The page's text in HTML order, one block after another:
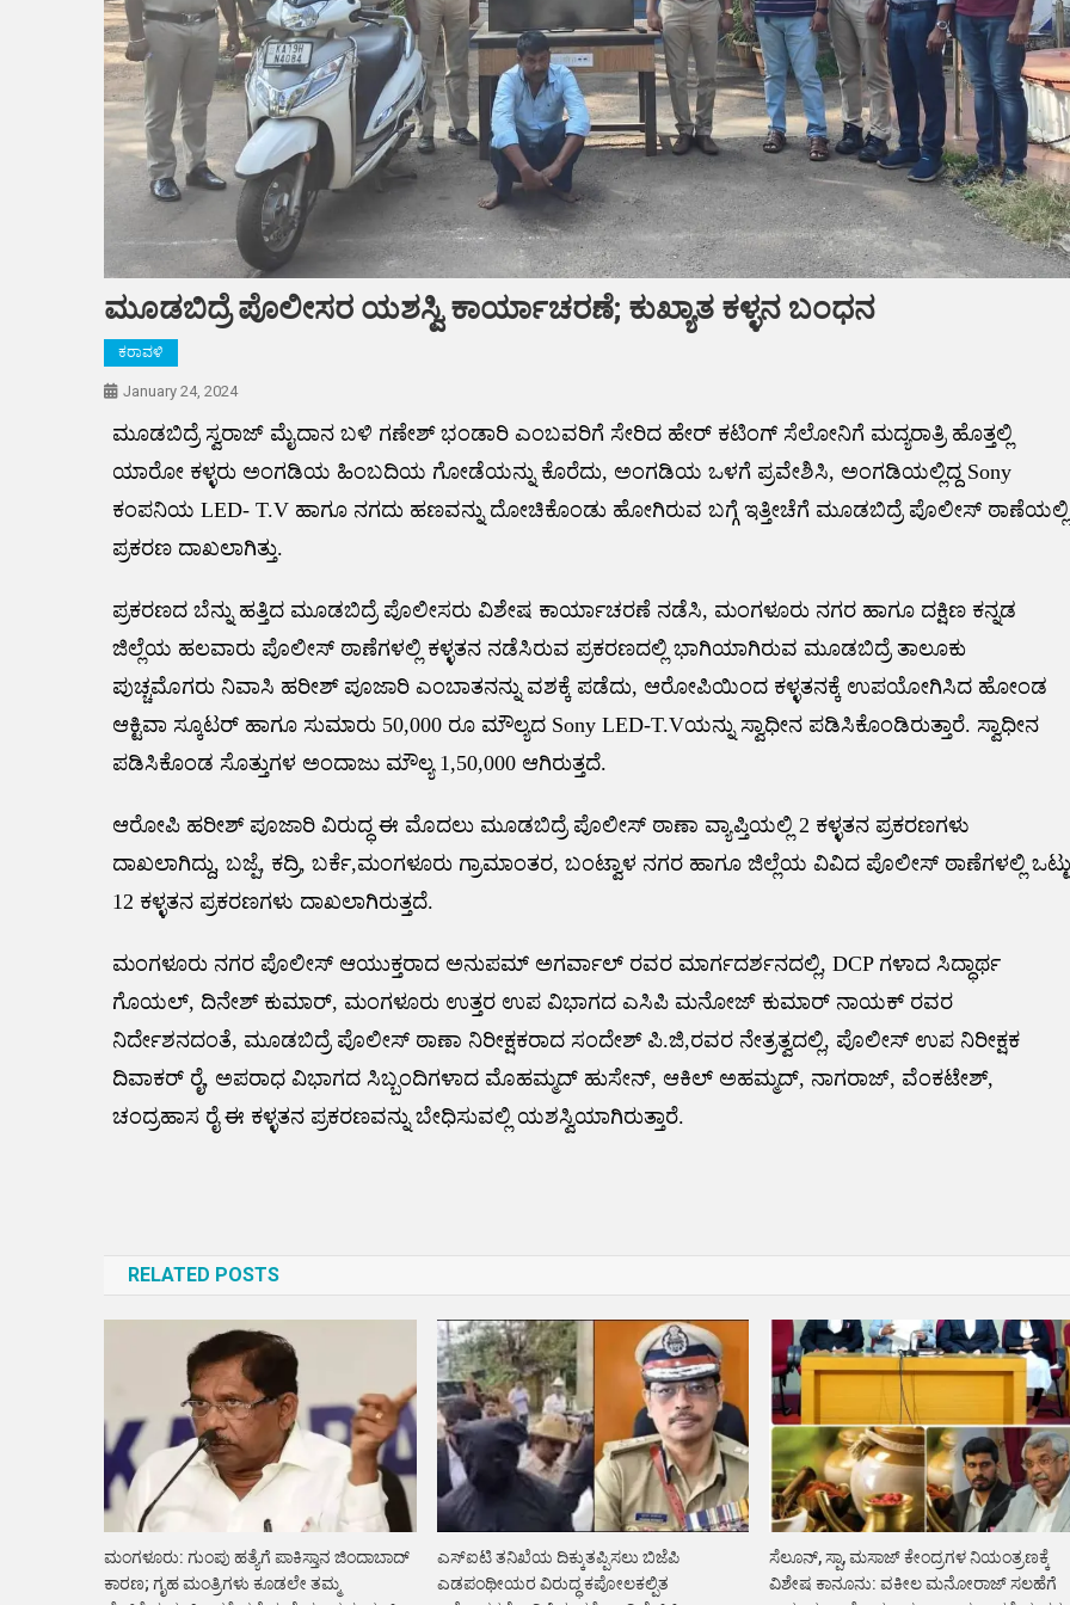
ಮೂಡಬಿದ್ರೆ ಪೊಲೀಸರ ಯಶಸ್ವಿ ಕಾರ್ಯಾಚರಣೆ; ಕುಖ್ಯಾತ ಕಳ್ಳನ ಬಂಧನ
ಕರಾವಳಿ
January 24, 2024
ಮೂಡಬಿದ್ರೆ ಸ್ವರಾಜ್ ಮೈದಾನ ಬಳಿ ಗಣೇಶ್ ಭಂಡಾರಿ ಎಂಬವರಿಗೆ ಸೇರಿದ ಹೇರ್ ಕಟಿಂಗ್ ಸೆಲೋನಿಗೆ ಮದ್ಯರಾತ್ರಿ ಹೊತ್ತಲ್ಲಿ
ಯಾರೋ ಕಳ್ಳರು ಅಂಗಡಿಯ ಹಿಂಬದಿಯ ಗೋಡೆಯನ್ನು ಕೊರೆದು, ಅಂಗಡಿಯ ಒಳಗೆ ಪ್ರವೇಶಿಸಿ, ಅಂಗಡಿಯಲ್ಲಿದ್ದ Sony
ಕಂಪನಿಯ LED- T.V ಹಾಗೂ ನಗದು ಹಣವನ್ನು ದೋಚಿಕೊಂಡು ಹೋಗಿರುವ ಬಗ್ಗೆ ಇತ್ತೀಚೆಗೆ ಮೂಡಬಿದ್ರೆ ಪೊಲೀಸ್ ಠಾಣೆಯಲ್ಲಿ
ಪ್ರಕರಣ ದಾಖಲಾಗಿತ್ತು.
ಪ್ರಕರಣದ ಬೆನ್ನು ಹತ್ತಿದ ಮೂಡಬಿದ್ರೆ ಪೊಲೀಸರು ವಿಶೇಷ ಕಾರ್ಯಾಚರಣೆ ನಡೆಸಿ, ಮಂಗಳೂರು ನಗರ ಹಾಗೂ ದಕ್ಷಿಣ ಕನ್ನಡ
ಜಿಲ್ಲೆಯ ಹಲವಾರು ಪೊಲೀಸ್ ಠಾಣೆಗಳಲ್ಲಿ ಕಳ್ಳತನ ನಡೆಸಿರುವ ಪ್ರಕರಣದಲ್ಲಿ ಭಾಗಿಯಾಗಿರುವ ಮೂಡಬಿದ್ರೆ ತಾಲೂಕು
ಪುಚ್ಚಮೊಗರು ನಿವಾಸಿ ಹರೀಶ್ ಪೂಜಾರಿ ಎಂಬಾತನನ್ನು ವಶಕ್ಕೆ ಪಡೆದು, ಆರೋಪಿಯಿಂದ ಕಳ್ಳತನಕ್ಕೆ ಉಪಯೋಗಿಸಿದ ಹೋಂಡ
ಆಕ್ಟಿವಾ ಸ್ಕೂಟರ್ ಹಾಗೂ ಸುಮಾರು 50,000 ರೂ ಮೌಲ್ಯದ Sony LED-T.Vಯನ್ನು ಸ್ವಾಧೀನ ಪಡಿಸಿಕೊಂಡಿರುತ್ತಾರೆ. ಸ್ವಾಧೀನ
ಪಡಿಸಿಕೊಂಡ ಸೊತ್ತುಗಳ ಅಂದಾಜು ಮೌಲ್ಯ 1,50,000 ಆಗಿರುತ್ತದೆ.
ಆರೋಪಿ ಹರೀಶ್ ಪೂಜಾರಿ ವಿರುದ್ಧ ಈ ಮೊದಲು ಮೂಡಬಿದ್ರೆ ಪೊಲೀಸ್ ಠಾಣಾ ವ್ಯಾಪ್ತಿಯಲ್ಲಿ 2 ಕಳ್ಳತನ ಪ್ರಕರಣಗಳು
ದಾಖಲಾಗಿದ್ದು, ಬಜ್ಪೆ, ಕದ್ರಿ, ಬರ್ಕೆ,ಮಂಗಳೂರು ಗ್ರಾಮಾಂತರ, ಬಂಟ್ವಾಳ ನಗರ ಹಾಗೂ ಜಿಲ್ಲೆಯ ವಿವಿದ ಪೊಲೀಸ್ ಠಾಣೆಗಳಲ್ಲಿ
12 ಕಳ್ಳತನ ಪ್ರಕರಣಗಳು ದಾಖಲಾಗಿರುತ್ತದೆ.
ಮಂಗಳೂರು ನಗರ ಪೊಲೀಸ್ ಆಯುಕ್ತರಾದ ಅನುಪಮ್ ಅಗರ್ವಾಲ್ ರವರ ಮಾರ್ಗದರ್ಶನದಲ್ಲಿ, DCP ಗಳಾದ ಸಿದ್ಧಾರ್ಥ
ಗೊಯಲ್, ದಿನೇಶ್ ಕುಮಾರ್, ಮಂಗಳೂರು ಉತ್ತರ ಉಪ ವಿಭಾಗದ ಎಸಿಪಿ ಮನೋಜ್ ಕುಮಾರ್ ನಾಯಕ್ ರವರ
ನಿರ್ದೇಶನದಂತೆ, ಮೂಡಬಿದ್ರೆ ಪೊಲೀಸ್ ಠಾಣಾ ನಿರೀಕ್ಷಕರಾದ ಸಂದೇಶ್ ಪಿ.ಜಿ,ರವರ ನೇತ್ರತ್ವದಲ್ಲಿ, ಪೊಲೀಸ್ ಉಪ ನಿರೀಕ್ಷಕ
ದಿವಾಕರ್ ರೈ, ಅಪರಾಧ ವಿಭಾಗದ ಸಿಬ್ಬಂದಿಗಳಾದ ಮೊಹಮ್ಮದ್ ಹುಸೇನ್, ಆಕಿಲ್ ಅಹಮ್ಮದ್, ನಾಗರಾಜ್, ವೆಂಕಟೇಶ್,
ಚಂದ್ರಹಾಸ ರೈ ಈ ಕಳ್ಳತನ ಪ್ರಕರಣವನ್ನು ಬೇಧಿಸುವಲ್ಲಿ ಯಶಸ್ವಿಯಾಗಿರುತ್ತಾರೆ.
RELATED POSTS
ಮಂಗಳೂರು: ಗುಂಪು ಹತ್ಯೆಗೆ ಪಾಕಿಸ್ತಾನ ಜಿಂದಾಬಾದ್
ಕಾರಣ; ಗೃಹ ಮಂತ್ರಿಗಳು ಕೂಡಲೇ ತಮ್ಮ
ಎಸ್ಐಟಿ ತನಿಖೆಯ ದಿಕ್ಕುತಪ್ಪಿಸಲು ಬಿಜೆಪಿ
ಎಡಪಂಥೀಯರ ವಿರುದ್ಧ ಕಪೋಲಕಲ್ಪಿತ
ಸೆಲೂನ್, ಸ್ಪಾ, ಮಸಾಜ್ ಕೇಂದ್ರಗಳ ನಿಯಂತ್ರಣಕ್ಕೆ
ವಿಶೇಷ ಕಾನೂನು: ವಕೀಲ ಮನೋರಾಜ್ ಸಲಹೆಗೆ